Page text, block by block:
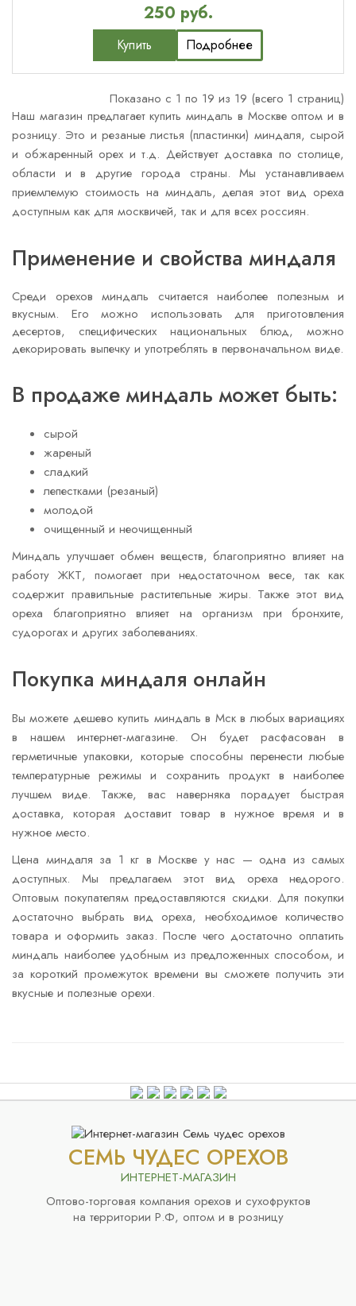
250 руб.
Купить Подробнее
Показано с 1 по 19 из 19 (всего 1 страниц)
Наш магазин предлагает купить миндаль в Москве оптом и в
розницу. Это и резаные листья (пластинки) миндаля, сырой
и обжаренный орех и т.д. Действует доставка по столице,
области и в другие города страны. Мы устанавливаем
приемлемую стоимость на миндаль, делая этот вид ореха
доступным как для москвичей, так и для всех россиян.
Применение и свойства миндаля
Среди орехов миндаль считается наиболее полезным и
вкусным. Его можно использовать для приготовления
десертов, специфических национальных блюд, можно
декорировать выпечку и употреблять в первоначальном виде.
В продаже миндаль может быть:
сырой
жареный
сладкий
лепестками (резаный)
молодой
очищенный и неочищенный
Миндаль улучшает обмен веществ, благоприятно влияет на
работу ЖКТ, помогает при недостаточном весе, так как
содержит правильные растительные жиры. Также этот вид
ореха благоприятно влияет на организм при бронхите,
судорогах и других заболеваниях.
Покупка миндаля онлайн
Вы можете дешево купить миндаль в Мск в любых вариациях
в нашем интернет-магазине. Он будет расфасован в
герметичные упаковки, которые способны перенести любые
температурные режимы и сохранить продукт в наиболее
лучшем виде. Также, вас наверняка порадует быстрая
доставка, которая доставит товар в нужное время и в
нужное место.
Цена миндаля за 1 кг в Москве у нас — одна из самых
доступных. Мы предлагаем этот вид ореха недорого.
Оптовым покупателям предоставляются скидки. Для покупки
достаточно выбрать вид ореха, необходимое количество
товара и оформить заказ. После чего достаточно оплатить
миндаль наиболее удобным из предложенных способом, и
за короткий промежуток времени вы сможете получить эти
вкусные и полезные орехи.
СЕМЬ ЧУДЕС ОРЕХОВ
ИНТЕРНЕТ-МАГАЗИН
Оптово-торговая компания орехов и сухофруктов
на территории Р.Ф, оптом и в розницу